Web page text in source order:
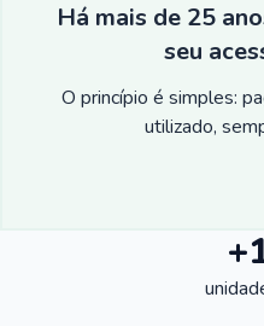
Há mais de 25
seu
O princípio é simples:
utilizado,